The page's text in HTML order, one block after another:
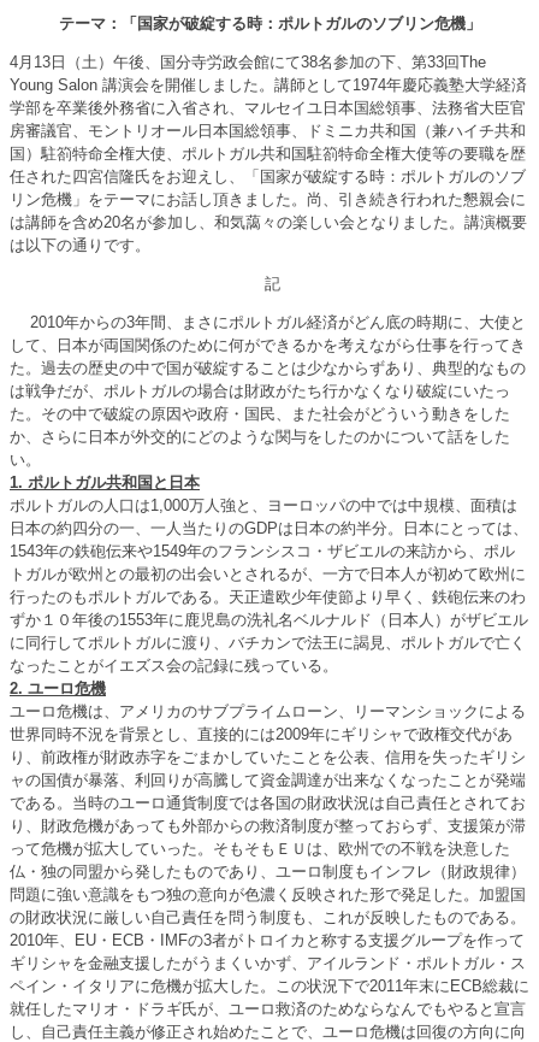
テーマ：「国家が破綻する時：ポルトガルのソブリン危機」
4月13日（土）午後、国分寺労政会館にて38名参加の下、第33回The
Young Salon 講演会を開催しました。講師として1974年慶応義塾大学経済
学部を卒業後外務省に入省され、マルセイユ日本国総領事、法務省大臣官
房審議官、モントリオール日本国総領事、ドミニカ共和国（兼ハイチ共和
国）駐箚特命全権大使、ポルトガル共和国駐箚特命全権大使等の要職を歴
任された四宮信隆氏をお迎えし、「国家が破綻する時：ポルトガルのソブ
リン危機」をテーマにお話し頂きました。尚、引き続き行われた懇親会に
は講師を含め20名が参加し、和気藹々の楽しい会となりました。講演概要
は以下の通りです。
記
2010年からの3年間、まさにポルトガル経済がどん底の時期に、大使と
して、日本が両国関係のために何ができるかを考えながら仕事を行ってき
た。過去の歴史の中で国が破綻することは少なからずあり、典型的なもの
は戦争だが、ポルトガルの場合は財政がたち行かなくなり破綻にいたっ
た。その中で破綻の原因や政府・国民、また社会がどういう動きをした
か、さらに日本が外交的にどのような関与をしたのかについて話をした
い。
1. ポルトガル共和国と日本
ポルトガルの人口は1,000万人強と、ヨーロッパの中では中規模、面積は
日本の約四分の一、一人当たりのGDPは日本の約半分。日本にとっては、
1543年の鉄砲伝来や1549年のフランシスコ・ザビエルの来訪から、ポル
トガルが欧州との最初の出会いとされるが、一方で日本人が初めて欧州に
行ったのもポルトガルである。天正遣欧少年使節より早く、鉄砲伝来のわ
ずか１０年後の1553年に鹿児島の洗礼名ベルナルド（日本人）がザビエル
に同行してポルトガルに渡り、バチカンで法王に謁見、ポルトガルで亡く
なったことがイエズス会の記録に残っている。
2. ユーロ危機
ユーロ危機は、アメリカのサブプライムローン、リーマンショックによる
世界同時不況を背景とし、直接的には2009年にギリシャで政権交代があ
り、前政権が財政赤字をごまかしていたことを公表、信用を失ったギリシ
ャの国債が暴落、利回りが高騰して資金調達が出来なくなったことが発端
である。当時のユーロ通貨制度では各国の財政状況は自己責任とされてお
り、財政危機があっても外部からの救済制度が整っておらず、支援策が滞
って危機が拡大していった。そもそもＥＵは、欧州での不戦を決意した
仏・独の同盟から発したものであり、ユーロ制度もインフレ（財政規律）
問題に強い意識をもつ独の意向が色濃く反映された形で発足した。加盟国
の財政状況に厳しい自己責任を問う制度も、これが反映したものである。
2010年、EU・ECB・IMFの3者がトロイカと称する支援グループを作って
ギリシャを金融支援したがうまくいかず、アイルランド・ポルトガル・ス
ペイン・イタリアに危機が拡大した。この状況下で2011年末にECB総裁に
就任したマリオ・ドラギ氏が、ユーロ救済のためならなんでもやると宣言
し、自己責任主義が修正され始めたことで、ユーロ危機は回復の方向に向